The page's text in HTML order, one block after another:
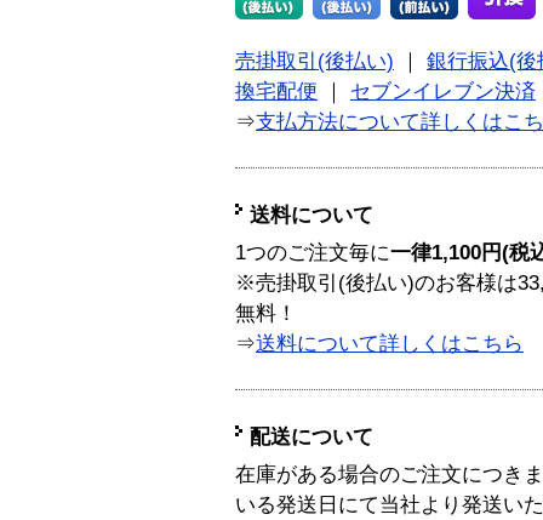
売掛取引(後払い) ｜ 銀行振込(後
換宅配便 ｜ セブンイレブン決済
⇒支払方法について詳しくはこ
送料について
1つのご注文毎に一律1,100円(税
※売掛取引(後払い)のお客様は
無料！
⇒送料について詳しくはこちら
配送について
在庫がある場合のご注文につき
いる発送日にて当社より発送い